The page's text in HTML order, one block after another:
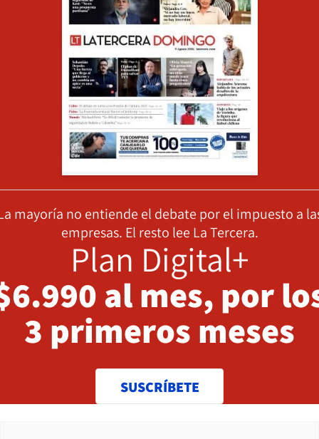
mayoría no entiende el debate por el impuesto a
empresas. El resto lee La Tercera.
Plan Digital+
al mes, por
3 primeros meses
SUSCRÍBETE